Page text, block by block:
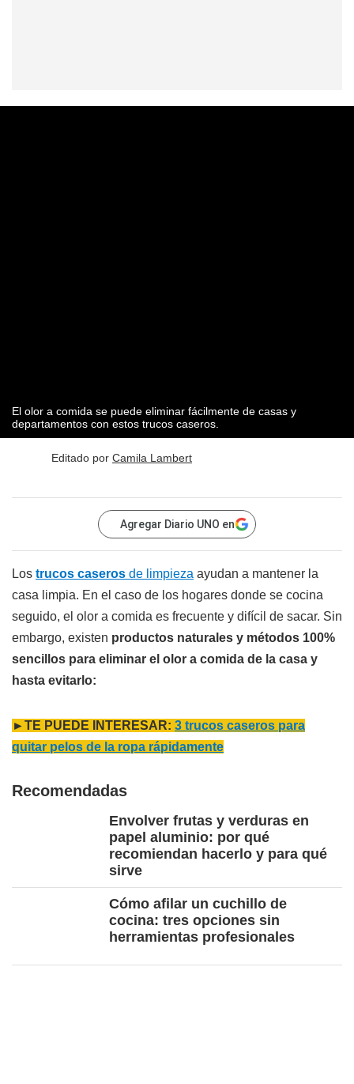
El olor a comida se puede eliminar fácilmente de casas y
departamentos con estos trucos caseros.
Editado por Camila Lambert
Agregar Diario UNO en
Los trucos caseros de limpieza ayudan a mantener la
casa limpia. En el caso de los hogares donde se cocina
seguido, el olor a comida es frecuente y difícil de sacar. Sin
embargo, existen productos naturales y métodos 100%
sencillos para eliminar el olor a comida de la casa y
hasta evitarlo:
►TE PUEDE INTERESAR: 3 trucos caseros para
quitar pelos de la ropa rápidamente
Recomendadas
Envolver frutas y verduras en
papel aluminio: por qué
recomiendan hacerlo y para qué
sirve
Cómo afilar un cuchillo de
cocina: tres opciones sin
herramientas profesionales